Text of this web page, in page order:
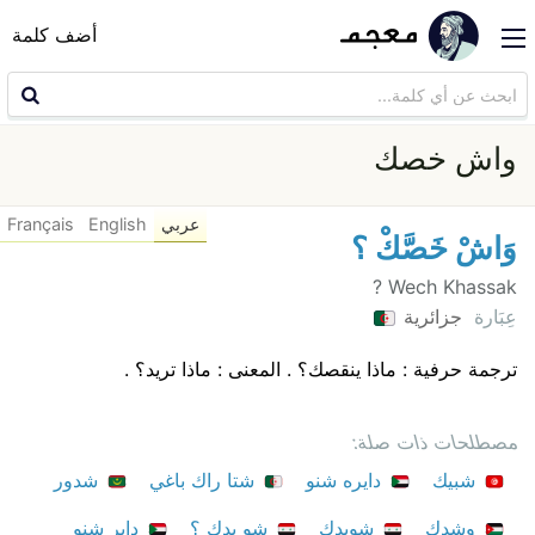
أضف كلمة
واش خصك
وَاشْ خَصَّكْ ؟
Wech Khassak ?
عِبَارة جزائرية
ترجمة حرفية : ماذا ينقصك؟ . المعنى : ماذا تريد؟ .
عربي English
Français
مصطلحات ذات صلة:
شبيك
دايره شنو شتا راك باغي
شدور
وشدك
شوبدك شو بدك ؟ داير شنو